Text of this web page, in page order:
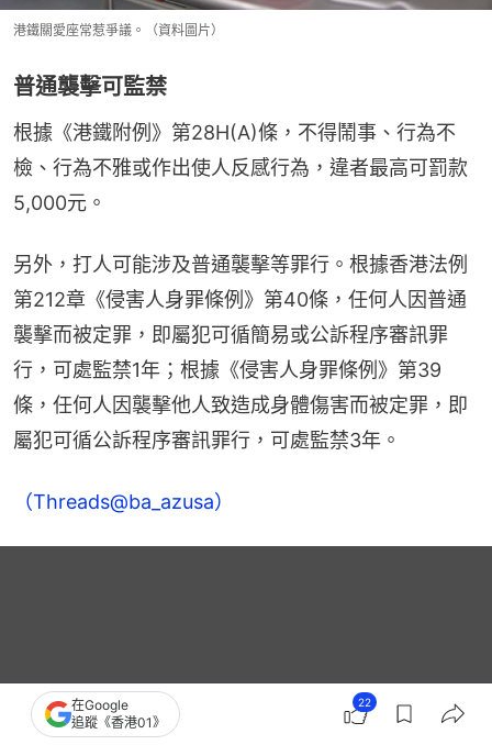
港鐵關愛座常惹爭議。（資料圖片）
普通襲擊可監禁
根據《港鐵附例》第28H(A)條，不得鬧事、行為不
檢、行為不雅或作出使人反感行為，違者最高可罰款
5,000元。
另外，打人可能涉及普通襲擊等罪行。根據香港法例
第212章《侵害人身罪條例》第40條，任何人因普通
襲擊而被定罪，即屬犯可循簡易或公訴程序審訊罪
行，可處監禁1年；根據《侵害人身罪條例》第39
條，任何人因襲擊他人致造成身體傷害而被定罪，即
屬犯可循公訴程序審訊罪行，可處監禁3年。
（Threads@ba_azusa）
在Google
追蹤《香港01》
22